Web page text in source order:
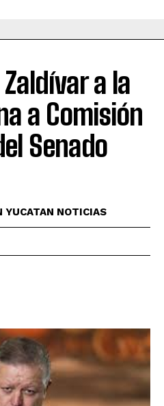
a la
a Comisión
Senado
YUCATAN NOTICIAS